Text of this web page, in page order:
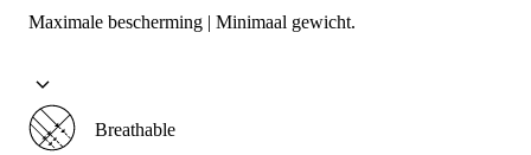
Maximale bescherming | Minimaal gewicht.
Breathable